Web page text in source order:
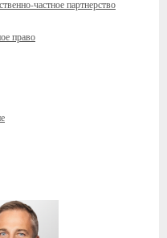
частное партнерство
право